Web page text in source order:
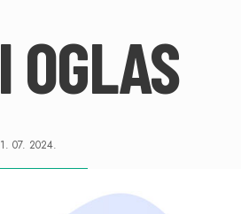
07. 2024.